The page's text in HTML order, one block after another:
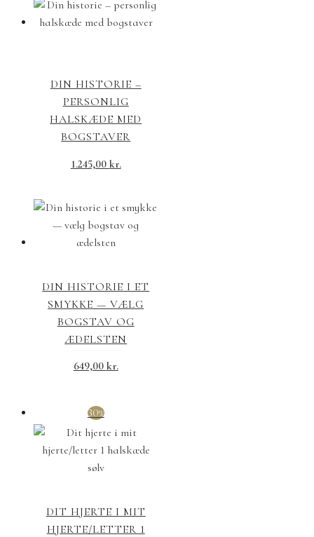
DIN HISTORIE –
PERSONLIG
HALSKÆDE MED
BOGSTAVER
1.245,00 kr.
DIN HISTORIE I ET
SMYKKE — VÆLG
BOGSTAV OG
ÆDELSTEN
649,00 kr.
30%
DIT HJERTE I MIT
HJERTE/LETTER 1